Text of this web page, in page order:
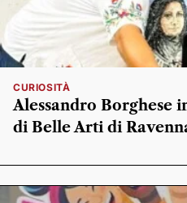
CURIOSITÀ
Alessandro Borghese
di Belle Arti di